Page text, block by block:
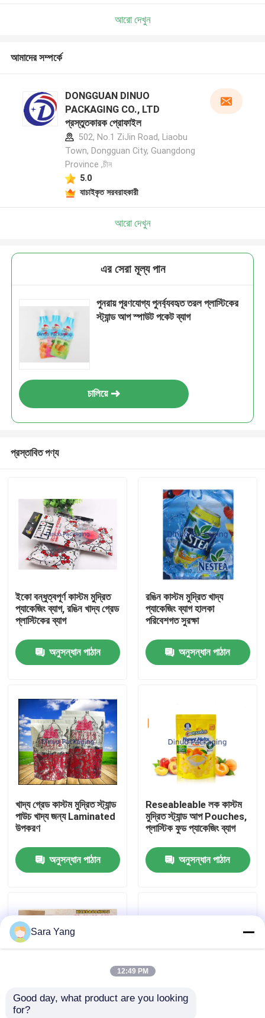
পণ্য
ভিডিও
আমাদের সম্পর্কে
কারখানা ভ্রমণ
মান নিয়ন্ত্রণ
খবর
বুদ্বুদ মেইলিং ব্যাগ
আরো দেখুন
আমাদের সম্পর্কে
DONGGUAN DINUO
PACKAGING CO., LTD
প্রস্তুতকারক প্রোফাইল
502, No.1 ZiJin Road, Liaobu
Town, Dongguan City, Guangdong
Province ,চীন
5.0
যাচাইকৃত সরবরাহকারী
আরো দেখুন
এর সেরা মূল্য পান
পুনরায় পূরণযোগ্য পুনর্ব্যবহৃত তরল প্লাস্টিকের
স্ট্যান্ড আপ স্পাউট পকেট ব্যাগ
চালিয়ে
প্রস্তাবিত পণ্য
ইকো বন্ধুত্বপূর্ণ কাস্টম মুদ্রিত
প্যাকেজিং ব্যাগ, রঙিন খাদ্য গ্রেড
প্লাস্টিকের ব্যাগ
অনুসন্ধান পাঠান
রঙিন কাস্টম মুদ্রিত খাদ্য
প্যাকেজিং ব্যাগ হালকা
পরিবেশগত সুরক্ষা
অনুসন্ধান পাঠান
খাদ্য গ্রেড কাস্টম মুদ্রিত স্ট্যান্ড
পাউচ খাদ্য জন্য Laminated
উপকরণ
অনুসন্ধান পাঠান
Reseableable লক কাস্টম
মুদ্রিত স্ট্যান্ড আপ Pouches,
প্লাস্টিক ফুড প্যাকেজিং ব্যাগ
অনুসন্ধান পাঠান
ক্র্যাফ্ট কাস্টম মুদ্রিত তাত্ক্ষণিক
Sara Yang
12:49 PM
Good day, what product are you looking
for?